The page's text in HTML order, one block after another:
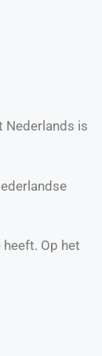
Nederlands is
Op het